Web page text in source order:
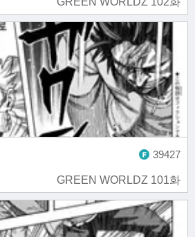
GREEN WORLDZ 101화
39427